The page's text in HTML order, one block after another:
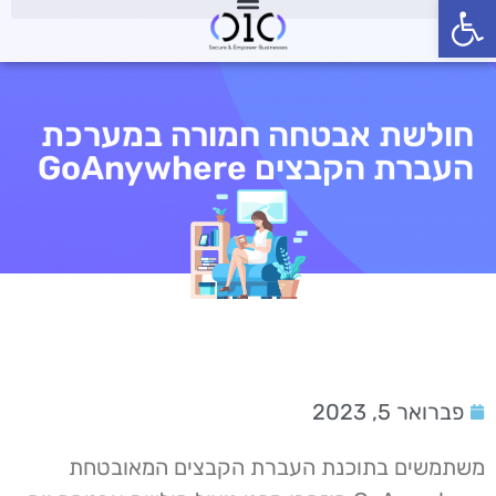
פתח סרגל נגישות
חולשת אבטחה חמורה במערכת
העברת הקבצים GoAnywhere
פברואר 5, 2023
משתמשים בתוכנת העברת הקבצים המאובטחת